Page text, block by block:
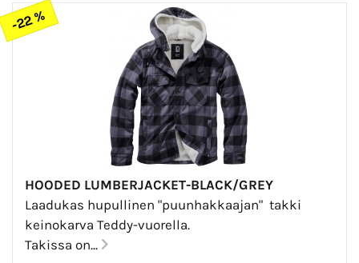
-22 %
HOODED LUMBERJACKET-BLACK/GREY
Laadukas hupullinen "puunhakkaajan" takki
keinokarva Teddy-vuorella.
Takissa on...